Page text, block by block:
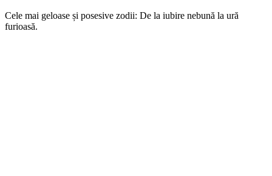
Cele mai geloase și posesive zodii: De la iubire nebună la ură
furioasă.